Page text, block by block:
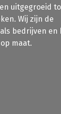
uitgegroeid
Wij zijn de
bedrijven en
maat.